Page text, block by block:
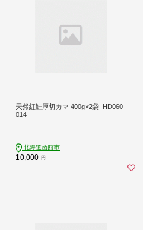
天然紅鮭厚切カマ 400g×2袋_HD060-
014
北海道函館市
10,000 円